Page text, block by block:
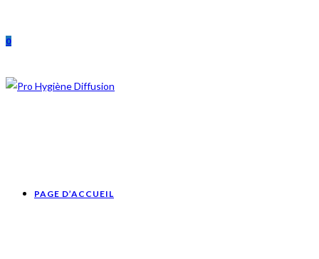
content
0
PAGE D’ACCUEIL